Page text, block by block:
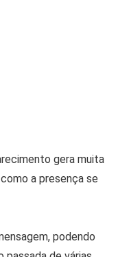
gera muita
a presença se
podendo